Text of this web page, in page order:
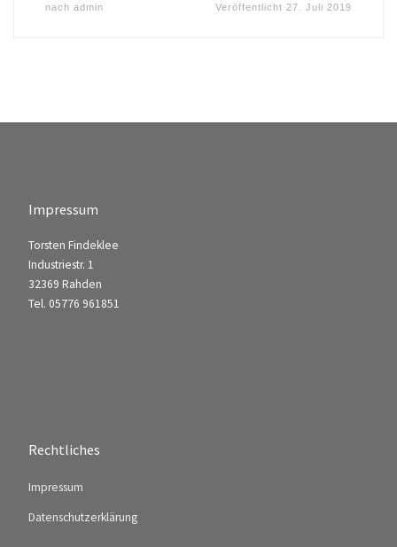
nach admin Veröffentlicht 27. Juli 2019
Impressum
Torsten Findeklee
Industriestr. 1
32369 Rahden
Tel. 05776 961851
Rechtliches
Impressum
Datenschutzerklärung